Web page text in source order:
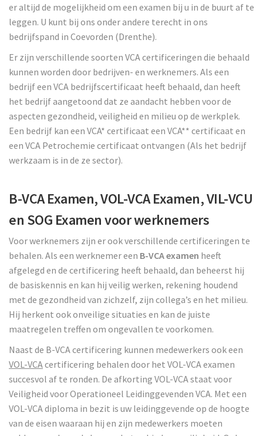
er altijd de mogelijkheid om een examen bij u in de buurt af te
leggen. U kunt bij ons onder andere terecht in ons
bedrijfspand in Coevorden (Drenthe).
Er zijn verschillende soorten VCA certificeringen die behaald
kunnen worden door bedrijven- en werknemers. Als een
bedrijf een VCA bedrijfscertificaat heeft behaald, dan heeft
het bedrijf aangetoond dat ze aandacht hebben voor de
aspecten gezondheid, veiligheid en milieu op de werkplek.
Een bedrijf kan een VCA* certificaat een VCA** certificaat en
een VCA Petrochemie certificaat ontvangen (Als het bedrijf
werkzaam is in de ze sector).
B-VCA Examen, VOL-VCA Examen, VIL-VCU
en SOG Examen voor werknemers
Voor werknemers zijn er ook verschillende certificeringen te
behalen. Als een werknemer een B-VCA examen heeft
afgelegd en de certificering heeft behaald, dan beheerst hij
de basiskennis en kan hij veilig werken, rekening houdend
met de gezondheid van zichzelf, zijn collega’s en het milieu.
Hij herkent ook onveilige situaties en kan de juiste
maatregelen treffen om ongevallen te voorkomen.
Naast de B-VCA certificering kunnen medewerkers ook een
VOL-VCA certificering behalen door het VOL-VCA examen
succesvol af te ronden. De afkorting VOL-VCA staat voor
Veiligheid voor Operationeel Leidinggevenden VCA. Met een
VOL-VCA diploma in bezit is uw leidinggevende op de hoogte
van de eisen waaraan hij en zijn medewerkers moeten